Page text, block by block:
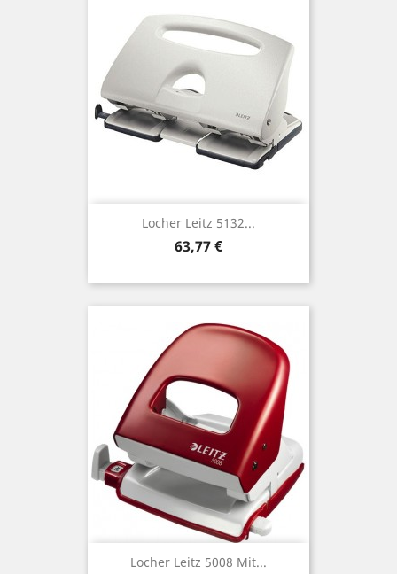
Locher Leitz 5132...
Preis
63,77 €
Locher Leitz 5008 Mit...